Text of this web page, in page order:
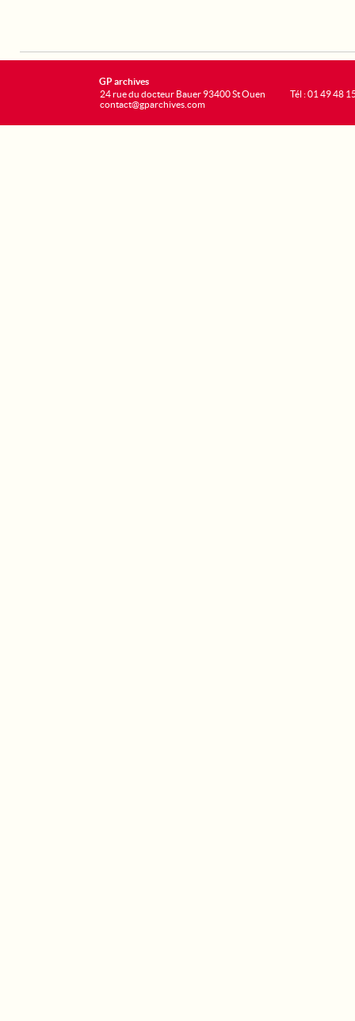
GP archives
24 rue du docteur Bauer 93400 St Ouen
contact@gparchives.com
Tél : 01 49 48